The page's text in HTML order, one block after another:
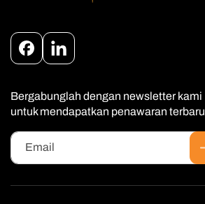
FacebookInstagram
Bergabunglah dengan newsletter kami
untuk mendapatkan penawaran terbaru
Email